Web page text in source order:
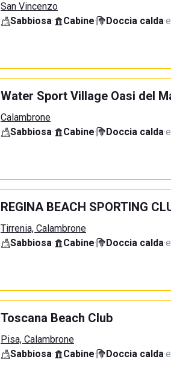
San Vincenzo
Sabbiosa· Cabine· Doccia calda·
Water Sport Village Oasi del
Calambrone
Sabbiosa· Cabine· Doccia calda·
REGINA BEACH SPORTING
Tirrenia, Calambrone
Sabbiosa· Cabine· Doccia calda·
Toscana Beach Club
Pisa, Calambrone
Sabbiosa· Cabine· Doccia calda·